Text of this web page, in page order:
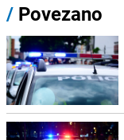
/ Povezano